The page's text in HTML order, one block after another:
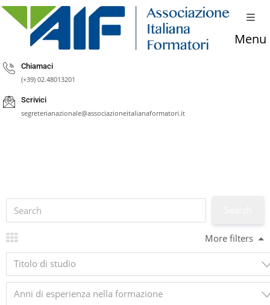
Menu
Chiamaci
(+39) 02.48013201
Scrivici
segreterianazionale@associazioneitalianaformatori.it
More filters
Titolo di studio
Anni di esperienza nella formazione